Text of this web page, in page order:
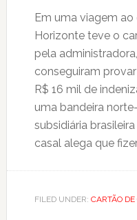
Em uma viagem
Horizonte teve o
pela
conseguiram
R$ 16 mil de
uma bandeira
subsidiária
casal alega que
FILED UNDER: CARTÃO DE